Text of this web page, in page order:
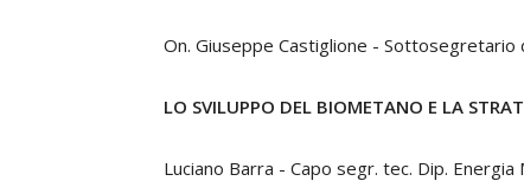
On. Giuseppe Castiglione -
LO SVILUPPO DEL BIOMETANO E LA
Luciano Barra - Capo segr. tec. Dip. Energia